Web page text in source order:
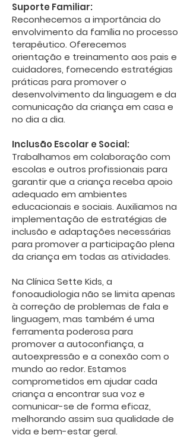
Suporte Familiar:
Reconhecemos a importância do
envolvimento da família no processo
terapêutico. Oferecemos
orientação e treinamento aos pais e
cuidadores, fornecendo estratégias
práticas para promover o
desenvolvimento da linguagem e da
comunicação da criança em casa e
no dia a dia.
Inclusão Escolar e Social:
Trabalhamos em colaboração com
escolas e outros profissionais para
garantir que a criança receba apoio
adequado em ambientes
educacionais e sociais. Auxiliamos na
implementação de estratégias de
inclusão e adaptações necessárias
para promover a participação plena
da criança em todas as atividades.
Na Clínica Sette Kids, a
fonoaudiologia não se limita apenas
à correção de problemas de fala e
linguagem, mas também é uma
ferramenta poderosa para
promover a autoconfiança, a
autoexpressão e a conexão com o
mundo ao redor. Estamos
comprometidos em ajudar cada
criança a encontrar sua voz e
comunicar-se de forma eficaz,
melhorando assim sua qualidade de
vida e bem-estar geral.